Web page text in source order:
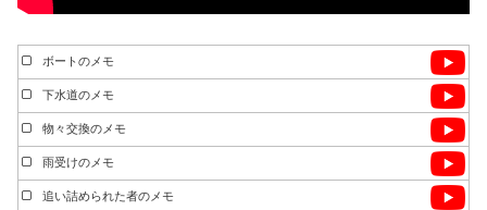
ボートのメモ
下水道のメモ
物々交換のメモ
雨受けのメモ
追い詰められた者のメモ